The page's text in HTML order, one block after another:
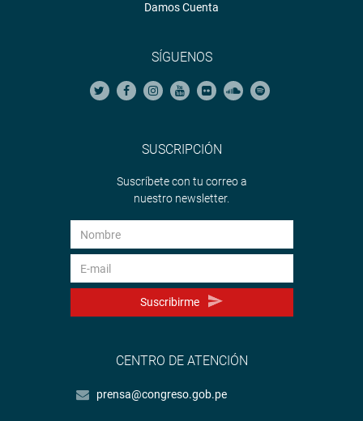
Damos Cuenta
SÍGUENOS
SUSCRIPCIÓN
Suscríbete con tu correo a
nuestro newsletter.
Suscribirme
CENTRO DE ATENCIÓN
prensa@congreso.gob.pe